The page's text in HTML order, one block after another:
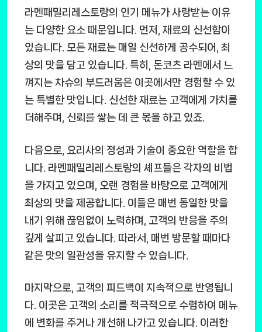
라멘패밀리레스토랑의 인기 메뉴가 사랑받는 이유
는 다양한 요소 때문입니다. 먼저, 재료의 신선함이
있습니다. 모든 재료는 매일 신선하게 공수되어, 최
상의 맛을 담고 있습니다. 특히, 돈코츠 라멘에서 느
껴지는 차슈의 부드러움은 이곳에서만 경험할 수 있
는 특별한 맛입니다. 신선한 재료는 고객에게 가치를
더해주며, 신뢰를 쌓는 데 큰 몫을 하고 있죠.
다음으로, 요리사의 정성과 기술이 중요한 역할을 합
니다. 라멘패밀리레스토랑의 셰프들은 각자의 비법
을 가지고 있으며, 오랜 경험을 바탕으로 고객에게
최상의 맛을 제공합니다. 이들은 매번 동일한 맛을
내기 위해 끊임없이 노력하며, 고객의 반응을 주의
깊게 살피고 있습니다. 따라서, 매번 방문할 때마다
같은 맛의 일관성을 유지할 수 있습니다.
마지막으로, 고객의 피드백이 지속적으로 반영됩니
다. 이곳은 고객의 소리를 적극적으로 수렴하여 메뉴
에 변화를 주거나 개선해 나가고 있습니다. 이러한